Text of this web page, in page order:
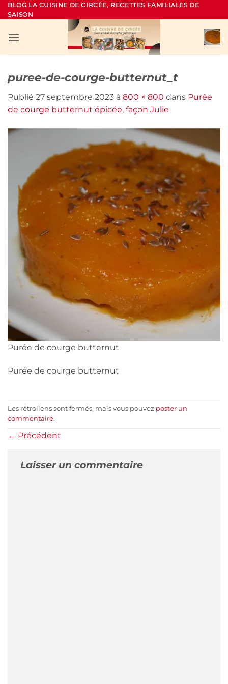
Passer
au
BLOG LA CUISINE DE CIRCÉE, RECETTES FAMILIALES DE
SAISON
puree-de-courge-butternut_t
Publié 27 septembre 2023 à 800 × 800 dans Purée
de courge butternut épicée, façon Julie
Purée de courge butternut
Purée de courge butternut
Les rétroliens sont fermés, mais vous pouvez poster un
commentaire.
← Précédent
Laisser un commentaire